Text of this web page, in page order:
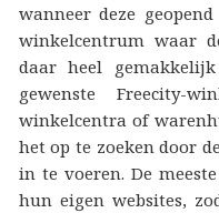
wanneer deze
winkelcentrum waar
daar heel
gewenste
winkelcentra of
het op te zoeken door
in te voeren. De
hun eigen websites,